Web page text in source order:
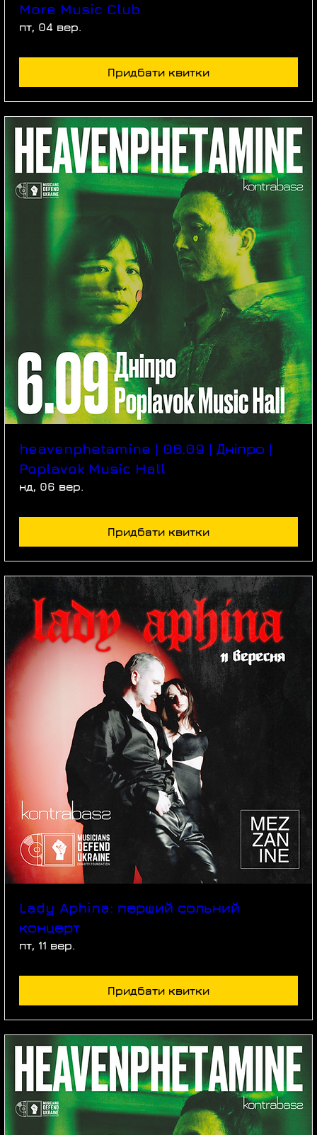
More Music Club
пт, 04 вер.
Придбати квитки
heavenphetamine | 06.09 | Дніпро |
Poplavok Music Hall
нд, 06 вер.
Придбати квитки
Lady Aphina: перший сольний
концерт
пт, 11 вер.
Придбати квитки